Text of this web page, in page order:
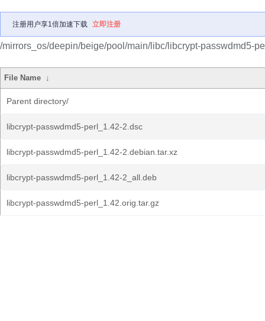
注册用户享1倍加速下载 立即注册
/mirrors_os/deepin/beige/pool/main/libc/libcrypt-passwdmd5-
File Name ↓
Parent directory/
libcrypt-passwdmd5-perl_1.42-2.dsc
libcrypt-passwdmd5-perl_1.42-2.debian.tar.xz
libcrypt-passwdmd5-perl_1.42-2_all.deb
libcrypt-passwdmd5-perl_1.42.orig.tar.gz